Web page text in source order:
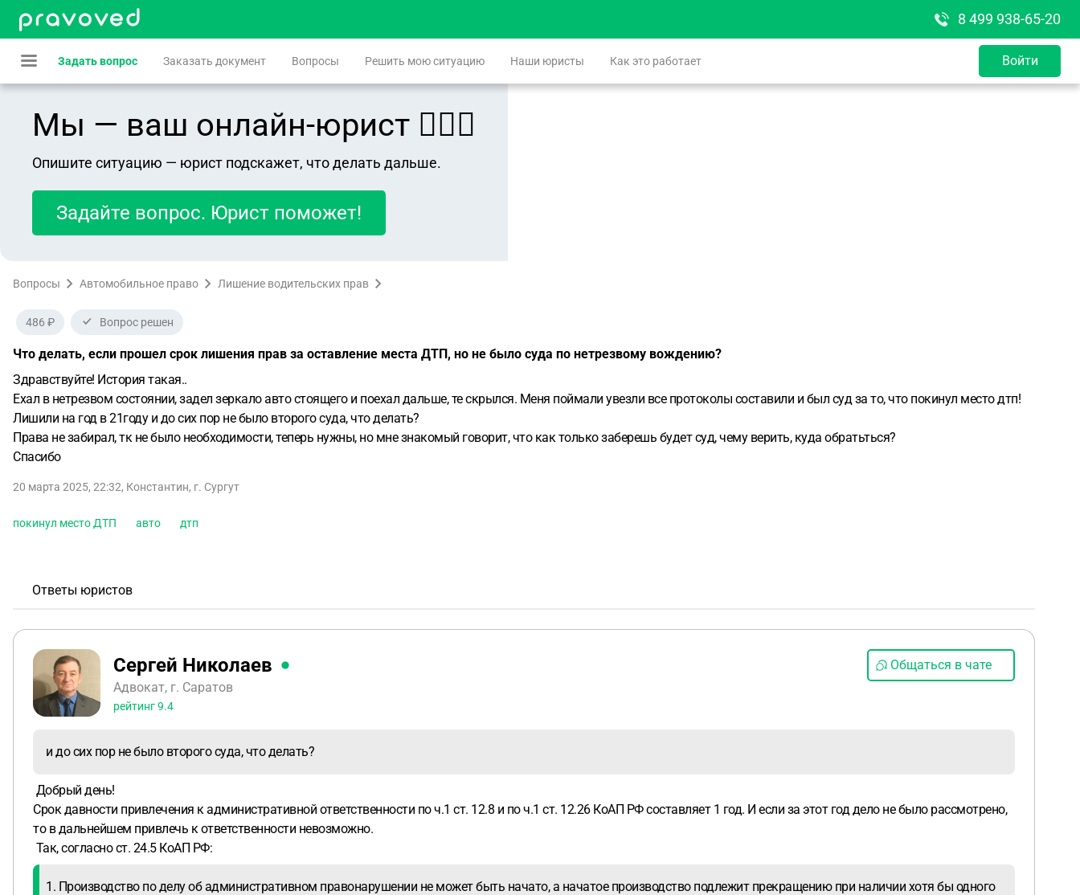
8 499 938-65-20
Задать вопрос Заказать документ Вопросы Решить мою ситуацию Наши юристы Как это работает Войти
Мы — ваш онлайн-юрист 👨🏻‍⚖️
Опишите ситуацию — юрист подскажет, что делать дальше.
Задайте вопрос. Юрист поможет!
Вопросы Автомобильное право Лишение водительских прав
486 ₽ Вопрос решен
Что делать, если прошел срок лишения прав за оставление места ДТП, но не было суда по нетрезвому вождению?
Здравствуйте! История такая..
Ехал в нетрезвом состоянии, задел зеркало авто стоящего и поехал дальше, те скрылся. Меня поймали увезли все протоколы составили и был суд за то, что покинул место дтп!
Лишили на год в 21году и до сих пор не было второго суда, что делать?
Права не забирал, тк не было необходимости, теперь нужны, но мне знакомый говорит, что как только заберешь будет суд, чему верить, куда обратьться?
Спасибо
20 марта 2025, 22:32, Константин, г. Сургут
покинул место ДТП авто дтп
Ответы юристов
Сергей Николаев
Адвокат, г. Саратов
рейтинг9.4
Общаться в чате
и до сих пор не было второго суда, что делать?
Добрый день!
Срок давности привлечения к административной ответственности по ч.1 ст. 12.8 и по ч.1 ст. 12.26 КоАП РФ составляет 1 год. И если за этот год дело не было рассмотрено,
то в дальнейшем привлечь к ответственности невозможно.
Так, согласно ст. 24.5 КоАП РФ:
1. Производство по делу об административном правонарушении не может быть начато, а начатое производство подлежит прекращению при наличии хотя бы одного